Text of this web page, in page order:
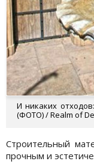
И никаких
(ФОТО) / Realm of
Строительный
прочным и